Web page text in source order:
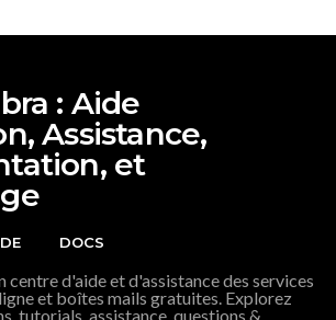
: Aide
Assistance,
et
DOCS
centre d'aide et d'assistance des services
et boîtes mails gratuites. Explorez
tutorials, assistance, questions &